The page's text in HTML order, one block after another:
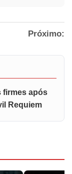
Próximo:
firmes após
Requiem